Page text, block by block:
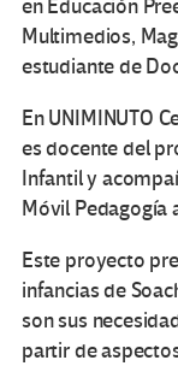
en Educación
Multimedios,
estudiante de
En UNIMINUTO
es docente del
Infantil y
Móvil Pedagogía
Este proyecto
infancias de
son sus
partir de